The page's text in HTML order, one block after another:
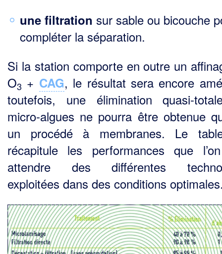
une filtration sur sable ou bicouche
compléter la séparation.
Si la station comporte en outre un
O3 + CAG, le résultat sera encore
toutefois, une élimination quasi-
micro-algues ne pourra être obtenue
un procédé à membranes. Le
récapitule les performances que
attendre des différentes
exploitées dans des conditions